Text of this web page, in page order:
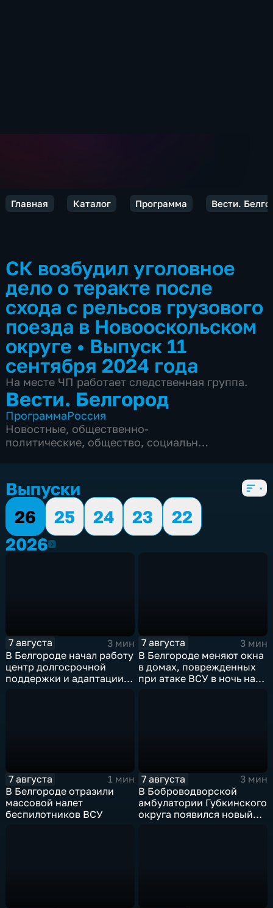
Главная Каталог Программа Вести.
СК возбудил уголовное
дело о теракте после
схода с рельсов грузового
поезда в Новооскольском
округе • Выпуск 11
сентября 2024 года
На месте ЧП работает следственная группа.
Вести. Белгород
ПрограммаРоссия
Новостные, общественно-
политические, общество, социально-
Выпуски
26
25 24 23
22
20262026
7 августа
3 мин
В Белгороде начал работу
центр долгосрочной
поддержки и адаптации
7 августа
3 мин
В Белгороде меняют окна
в домах, поврежденных
при атаке ВСУ в ночь на
7 августа
1 мин
В Белгороде отразили
массовой налет
беспилотников ВСУ
7 августа
3 мин
В Боброводворской
амбулатории Губкинского
округа появился новый